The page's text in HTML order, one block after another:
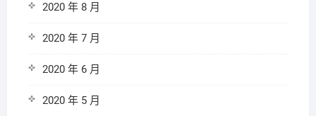
2020 年 8 月
2020 年 7 月
2020 年 6 月
2020 年 5 月